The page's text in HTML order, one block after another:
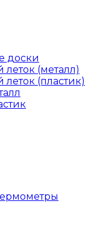
доски
(металл)
(пластик)